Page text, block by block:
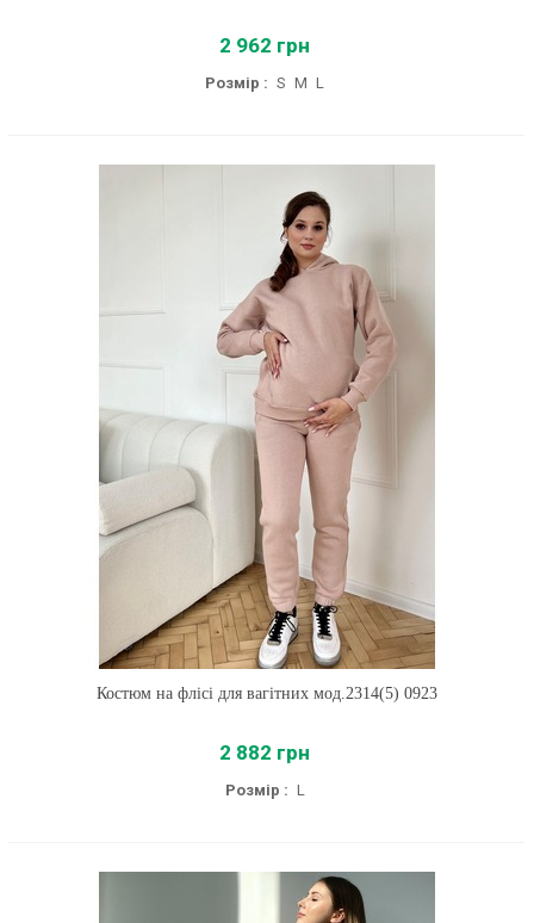
2 962 грн
Розмір : S M L
Костюм на флісі для вагітних мод.2314(5) 0923
2 882 грн
Розмір : L